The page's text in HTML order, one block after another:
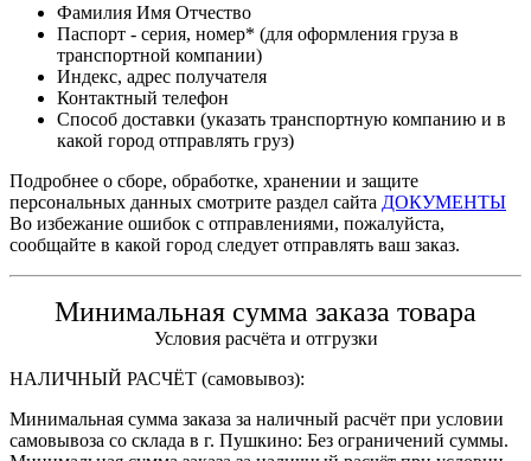
Фамилия Имя Отчество
Паспорт - серия, номер* (для оформления груза в
транспортной компании)
Индекс, адрес получателя
Контактный телефон
Способ доставки (указать транспортную компанию и в
какой город отправлять груз)
Подробнее о сборе, обработке, хранении и защите
персональных данных смотрите раздел сайта ДОКУМЕНТЫ
Во избежание ошибок с отправлениями, пожалуйста,
сообщайте в какой город следует отправлять ваш заказ.
Минимальная сумма заказа товара
Условия расчёта и отгрузки
НАЛИЧНЫЙ РАСЧЁТ (самовывоз):
Минимальная сумма заказа за наличный расчёт при условии
самовывоза со склада в г. Пушкино: Без ограничений суммы.